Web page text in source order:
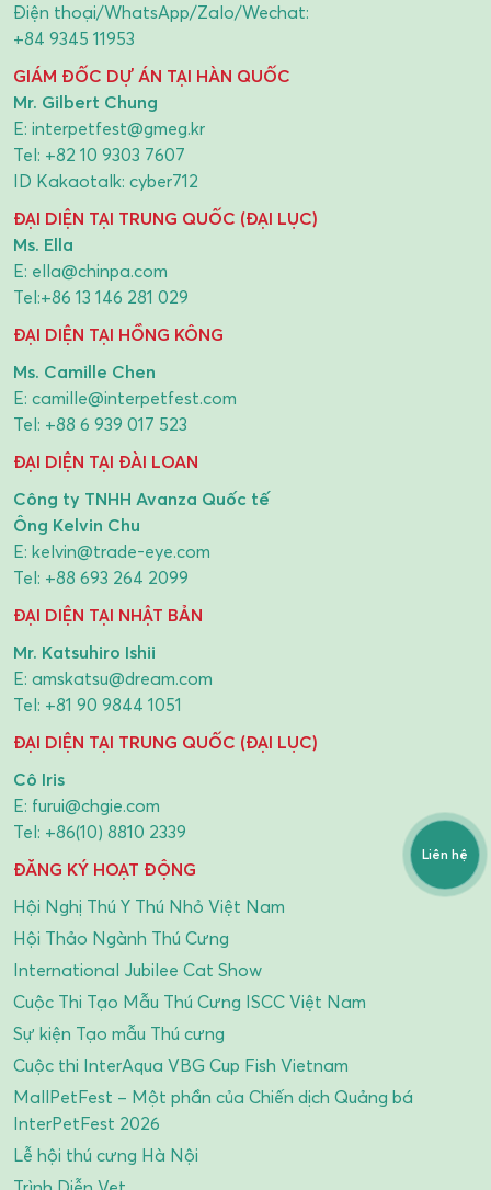
Điện thoại/WhatsApp/Zalo/Wechat:
+84 9345 11953
GIÁM ĐỐC DỰ ÁN TẠI HÀN QUỐC
Mr. Gilbert Chung
E: interpetfest@gmeg.kr
Tel: +82 10 9303 7607
ID Kakaotalk: cyber712
ĐẠI DIỆN TẠI TRUNG QUỐC (ĐẠI LỤC)
Ms. Ella
E: ella@chinpa.com
Tel:+86 13 146 281 029
ĐẠI DIỆN TẠI HỒNG KÔNG
Ms. Camille Chen
E: camille@interpetfest.com
Tel: +88 6 939 017 523
ĐẠI DIỆN TẠI ĐÀI LOAN
Công ty TNHH Avanza Quốc tế
Ông Kelvin Chu
E: kelvin@trade-eye.com
Tel: +88 693 264 2099
ĐẠI DIỆN TẠI NHẬT BẢN
Mr. Katsuhiro Ishii
E: amskatsu@dream.com
Tel: +81 90 9844 1051
ĐẠI DIỆN TẠI TRUNG QUỐC (ĐẠI LỤC)
Cô Iris
E: furui@chgie.com
Tel: +86(10) 8810 2339
ĐĂNG KÝ HOẠT ĐỘNG
Hội Nghị Thú Y Thú Nhỏ Việt Nam
Hội Thảo Ngành Thú Cưng
International Jubilee Cat Show
Cuộc Thi Tạo Mẫu Thú Cưng ISCC Việt Nam
Sự kiện Tạo mẫu Thú cưng
Cuộc thi InterAqua VBG Cup Fish Vietnam
MallPetFest – Một phần của Chiến dịch Quảng bá
InterPetFest 2026
Lễ hội thú cưng Hà Nội
Liên hệ